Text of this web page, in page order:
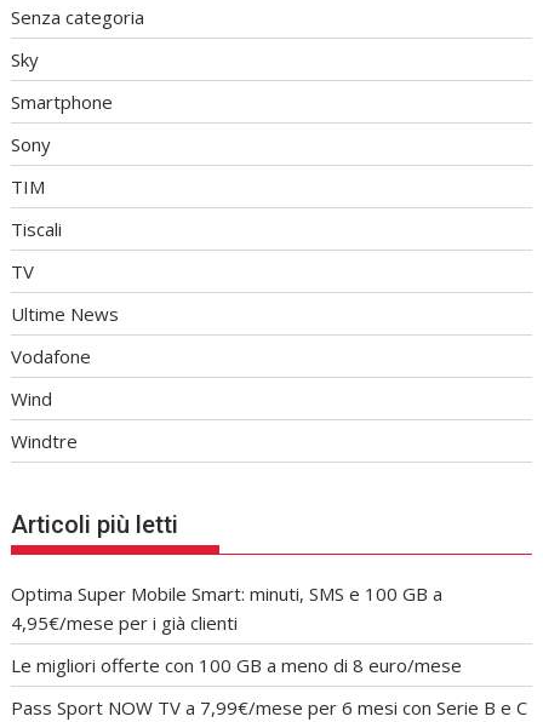
Senza categoria
Sky
Smartphone
Sony
TIM
Tiscali
TV
Ultime News
Vodafone
Wind
Windtre
Articoli più letti
Optima Super Mobile Smart: minuti, SMS e 100 GB a
4,95€/mese per i già clienti
Le migliori offerte con 100 GB a meno di 8 euro/mese
Pass Sport NOW TV a 7,99€/mese per 6 mesi con Serie B e C